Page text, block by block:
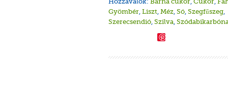
Gyömbér, Liszt, Méz, Só, Szegfűszeg,
Szerecsendió, Szilva,